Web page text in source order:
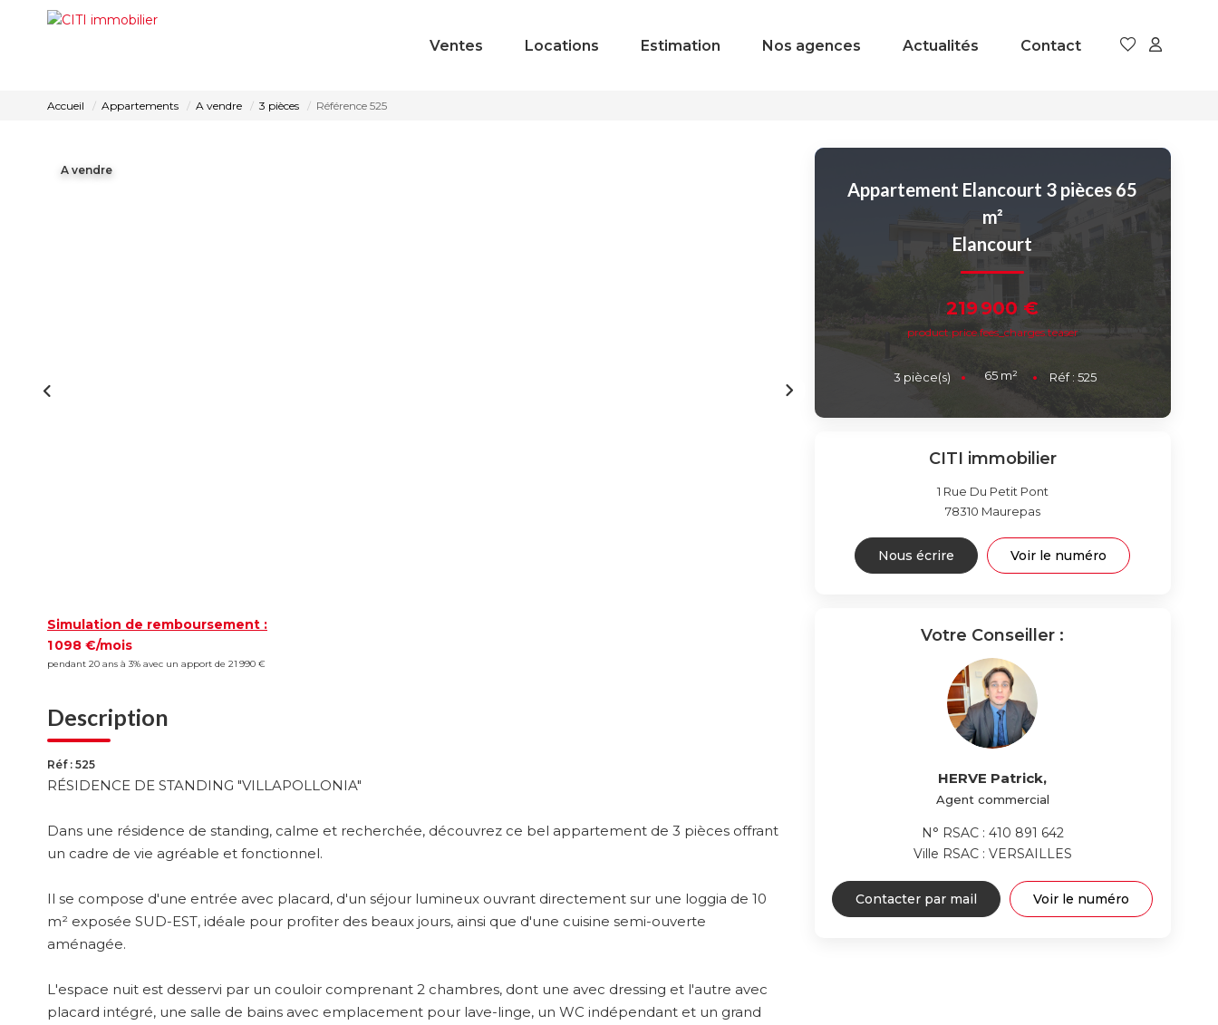
Ventes Locations Estimation Nos agences Actualités Contact
Accueil Appartements A vendre 3 pièces Référence 525
A vendre
Simulation de remboursement :
1 098 €/mois
pendant 20 ans à 3% avec un apport de 21 990 €
Description
Réf : 525
RÉSIDENCE DE STANDING "VILLAPOLLONIA"
Dans une résidence de standing, calme et recherchée, découvrez ce bel appartement de 3 pièces offrant
un cadre de vie agréable et fonctionnel.
Il se compose d'une entrée avec placard, d'un séjour lumineux ouvrant directement sur une loggia de 10
m² exposée SUD-EST, idéale pour profiter des beaux jours, ainsi que d'une cuisine semi-ouverte
aménagée.
L'espace nuit est desservi par un couloir comprenant 2 chambres, dont une avec dressing et l'autre avec
placard intégré, une salle de bains avec emplacement pour lave-linge, un WC indépendant et un grand
Appartement Elancourt 3 pièces 65
m²
Elancourt
219 900 €
product.price.fees_charges.teaser
3 pièce(s) 65 m² Réf :525
CITI immobilier
1 Rue Du Petit Pont
78310 Maurepas
Nous écrire Voir le numéro
Votre Conseiller :
HERVE Patrick,
Agent commercial
N° RSAC : 410 891 642
Ville RSAC : VERSAILLES
Contacter par mail Voir le numéro